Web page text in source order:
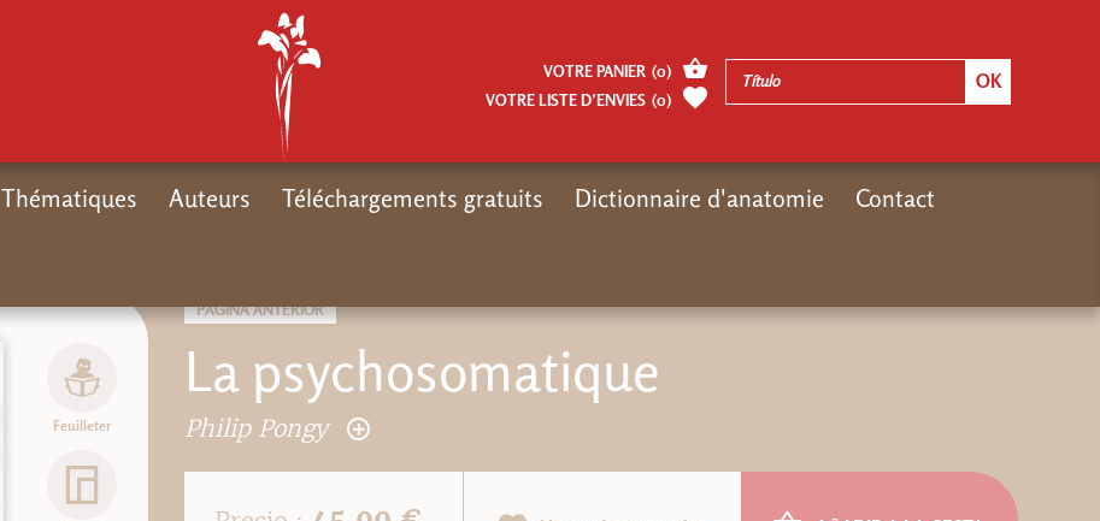
PÁGINA ANTERIOR
La psychosomatique
Philip Pongy
Feuilleter
VOTRE PANIER (0)
VOTRE LISTE D’ENVIES (0)
Thématiques Auteurs Téléchargements gratuits Dictionnaire d'anatomie Contact